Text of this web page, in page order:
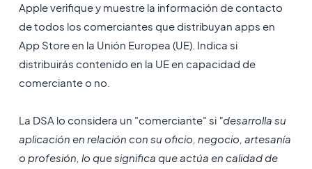
Apple verifique y muestre la información de contacto
de todos los comerciantes que distribuyan apps en
App Store en la Unión Europea (UE). Indica si
distribuirás contenido en la UE en capacidad de
comerciante o no.
La DSA lo considera un "comerciante" si"desarrolla su
aplicación en relación con su oficio, negocio, artesanía
o profesión, lo que significa que actúa en calidad de